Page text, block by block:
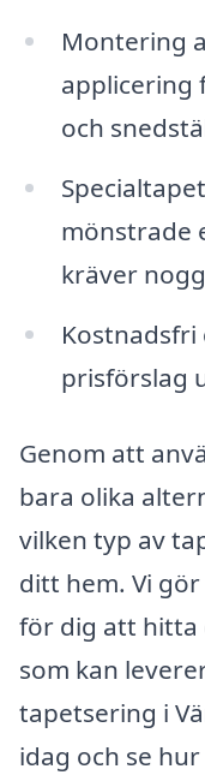
Montering
applicering
och
mönstrade
kräver
prisförslag
Genom att
bara olika
vilken typ av
ditt hem. Vi
för dig att hitta
som kan
tapetsering i
idag och se